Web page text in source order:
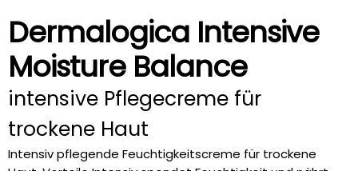
Dermalogica Intensive
Moisture Balance
intensive Pflegecreme für
trockene Haut
Intensiv pflegende Feuchtigkeitscreme für trockene